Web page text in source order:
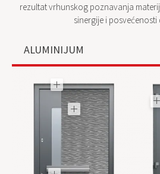
rezultat vrhunskog poznavanja
sinergije i posvećenosti
ALUMINIJUM
KONSTRUKCIJA
Aluminijum je lagan, ali izuzetno
koji cijelu konstrukciju čini
dugim vijekom trajanja.
KRILO VRATA
Možete birati između
beskrajnih opcija
ih i s drvetom.